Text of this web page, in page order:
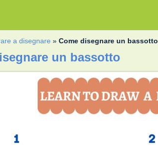
a disegnare »Come disegnare un bassotto
un bassotto